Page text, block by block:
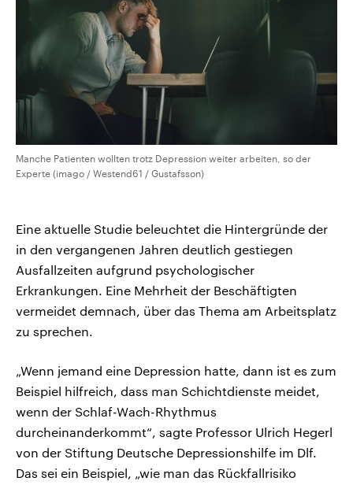
Manche Patienten wollten trotz Depression weiter arbeiten, so der
Experte (imago / Westend61 / Gustafsson)
Eine aktuelle Studie beleuchtet die Hintergründe der
in den vergangenen Jahren deutlich gestiegen
Ausfallzeiten aufgrund psychologischer
Erkrankungen. Eine Mehrheit der Beschäftigten
vermeidet demnach, über das Thema am Arbeitsplatz
zu sprechen.
„Wenn jemand eine Depression hatte, dann ist es zum
Beispiel hilfreich, dass man Schichtdienste meidet,
wenn der Schlaf-Wach-Rhythmus
durcheinanderkommt“, sagte Professor Ulrich Hegerl
von der Stiftung Deutsche Depressionshilfe im Dlf.
Das sei ein Beispiel, „wie man das Rückfallrisiko